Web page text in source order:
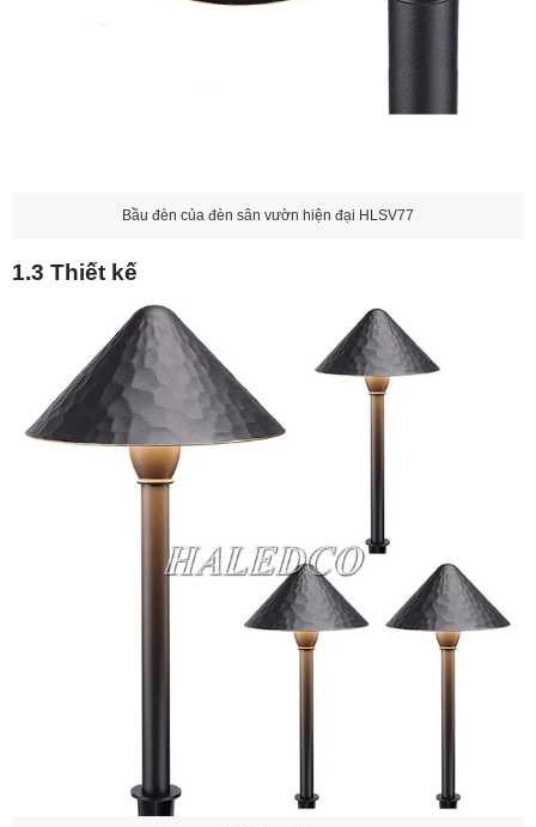
Bầu đèn của đèn sân vườn hiện đại HLSV77
1.3 Thiết kế